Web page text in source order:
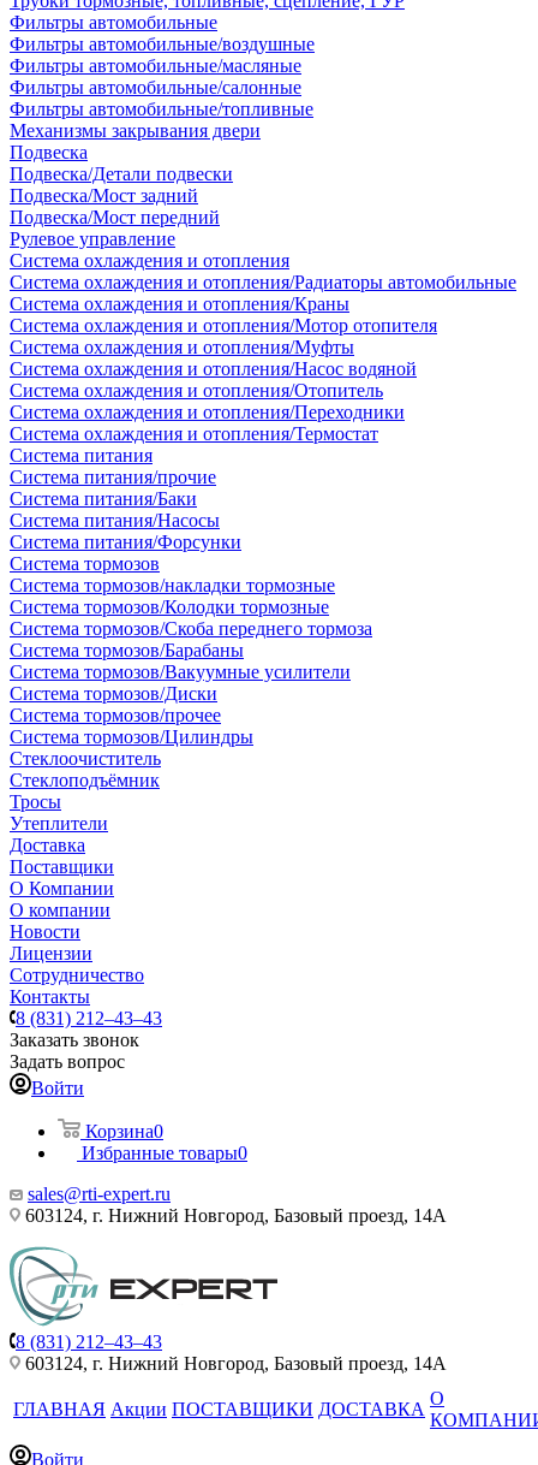
Фильтры автомобильные
Фильтры автомобильные/воздушные
Фильтры автомобильные/масляные
Фильтры автомобильные/салонные
Фильтры автомобильные/топливные
Механизмы закрывания двери
Подвеска
Подвеска/Детали подвески
Подвеска/Мост задний
Подвеска/Мост передний
Рулевое управление
Система охлаждения и отопления
Система охлаждения и отопления/Радиаторы автомобильные
Система охлаждения и отопления/Краны
Система охлаждения и отопления/Мотор отопителя
Система охлаждения и отопления/Муфты
Система охлаждения и отопления/Насос водяной
Система охлаждения и отопления/Отопитель
Система охлаждения и отопления/Переходники
Система охлаждения и отопления/Термостат
Система питания
Система питания/прочие
Система питания/Баки
Система питания/Насосы
Система питания/Форсунки
Система тормозов
Система тормозов/накладки тормозные
Система тормозов/Колодки тормозные
Система тормозов/Скоба переднего тормоза
Система тормозов/Барабаны
Система тормозов/Вакуумные усилители
Система тормозов/Диски
Система тормозов/прочее
Система тормозов/Цилиндры
Стеклоочиститель
Стеклоподъёмник
Тросы
Утеплители
Доставка
Поставщики
О Компании
О компании
Новости
Лицензии
Сотрудничество
Контакты
8 (831) 212–43–43
Заказать звонок
Задать вопрос
Войти
Корзина0
Избранные товары0
sales@rti-expert.ru
603124, г. Нижний Новгород, Базовый проезд, 14А
8 (831) 212–43–43
603124, г. Нижний Новгород, Базовый проезд, 14А
ГЛАВНАЯ Акции ПОСТАВЩИКИ ДОСТАВКА
О
Войти